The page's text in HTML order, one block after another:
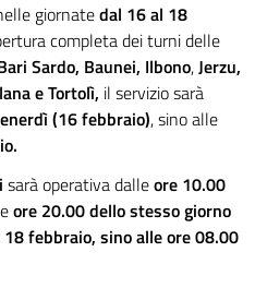
giornatedal 16 al 18
completa dei turni delle
Sardo, Baunei, Ilbono,Jerzu,
e Tortolì, il servizio sarà
(16 febbraio), sino alle
sarà operativa dalleore 10.00
ore 20.00 dello stesso giorno
febbraio, sino alle ore 08.00